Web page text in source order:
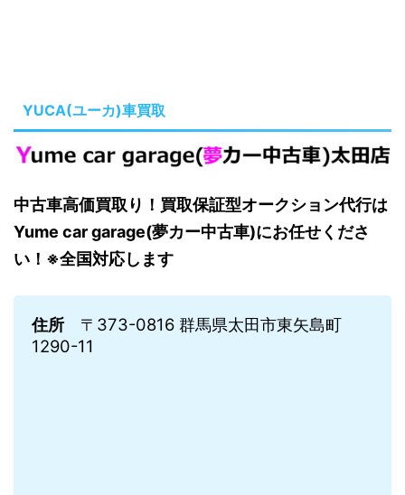
YUCA(ユーカ)車買取
中古車高価買取り！買取保証型オークション代行は
Yume car garage(夢カー中古車)にお任せくださ
い！※全国対応します
住所 〒373-0816 群馬県太田市東矢島町
1290-11